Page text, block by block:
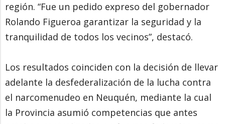
región. “Fue un pedido expreso del gobernador
Rolando Figueroa garantizar la seguridad y la
tranquilidad de todos los vecinos”, destacó.
Los resultados coinciden con la decisión de llevar
adelante la desfederalización de la lucha contra
el narcomenudeo en Neuquén, mediante la cual
la Provincia asumió competencias que antes